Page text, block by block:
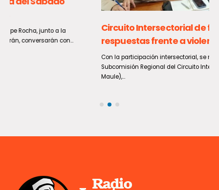
Circuito Intersectorial de femicidios fortalecen
respuestas frente a violencias de género
Con la participación intersectorial, se realizó la sesión mensual de la
Subcomisión Regional del Circuito Intersectorial de Femicidio (CIF-